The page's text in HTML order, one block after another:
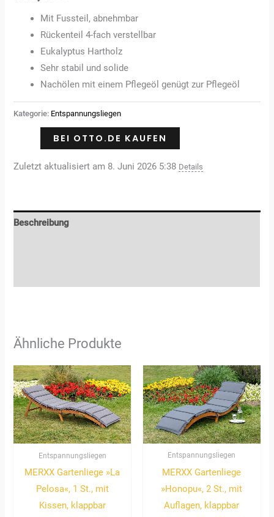
Mit Fussteil, abnehmbar
Rückenteil 4-fach verstellbar
Eukalyptus Hartholz
Sehr stabil und solide
Nachölen mit einem Pflegeöl genügt zur Pflegeöl
Kategorie: Entspannungsliegen
BEI OTTO.DE KAUFEN
Zuletzt aktualisiert am 8. Juni 2026 5:38 Details
Beschreibung
Ähnliche Produkte
Entspannungsliegen
MERXX Gartenliege »La
Pelosa«, 1 St., mit
Kissen, klappbar
Entspannungsliegen
MERXX Gartenliege
»Honopu«, 2 St., mit
Auflagen, klappbar